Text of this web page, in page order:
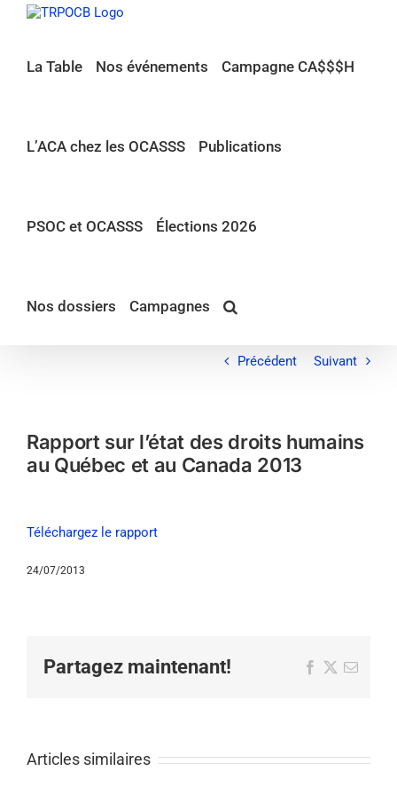
Passer
La Table Nos événements Campagne CA$$$H
L’ACA chez les OCASSS Publications
PSOC et OCASSS Élections 2026
Nos dossiers Campagnes
Précédent Suivant
Rapport sur l’état des droits humains
au Québec et au Canada 2013
Téléchargez le rapport
24/07/2013
Partagez maintenant! Facebook
X Email
Articles similaires